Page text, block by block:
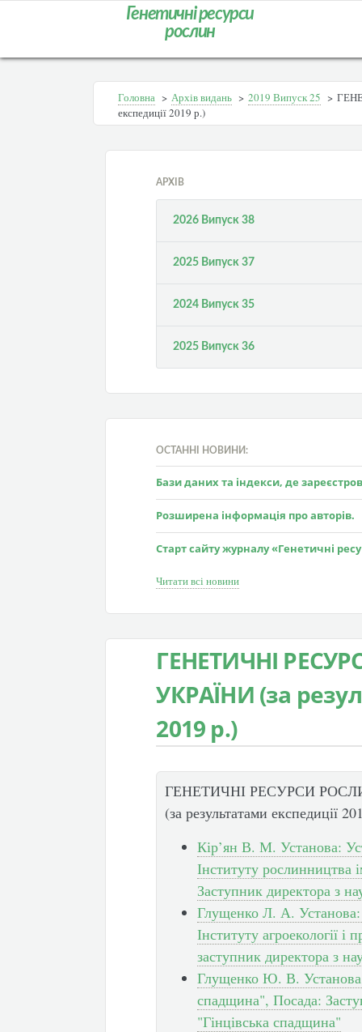
Генетичні ресурси
рослин
Головна > Архів видань > 2019 Випуск 25 >
експедиції 2019 р.)
АРХІВ
2026 Випуск 38
2025 Випуск 37
2024 Випуск 35
2025 Випуск 36
ОСТАННІ НОВИНИ:
Бази даних та індекси, де
Розширена інформація про авторів.
Старт сайту журналу «Генетичні
Читати всі новини
ГЕНЕТИЧНІ
УКРАЇНИ (за
2019 р.)
ГЕНЕТИЧНІ РЕСУРСИ
(за результатами експедиції
Кір’ян В. М. Установа:
Інституту
Заступник директора з
Глущенко Л. А. Установа:
Інституту агроекології
заступник директора з
Глущенко Ю. В. Установа:
спадщина", Посада:
"Гінцівська спадщина"